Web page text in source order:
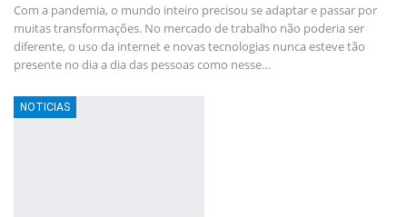
Com a pandemia, o mundo inteiro precisou se adaptar e passar por
muitas transformações. No mercado de trabalho não poderia ser
diferente, o uso da internet e novas tecnologias nunca esteve tão
presente no dia a dia das pessoas como nesse…
NOTICIAS